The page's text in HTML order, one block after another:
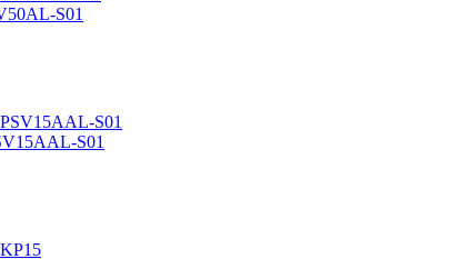
S01
S01